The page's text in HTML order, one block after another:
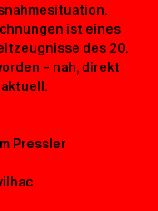
ist eines
des 20.
– nah, direkt
Pressler